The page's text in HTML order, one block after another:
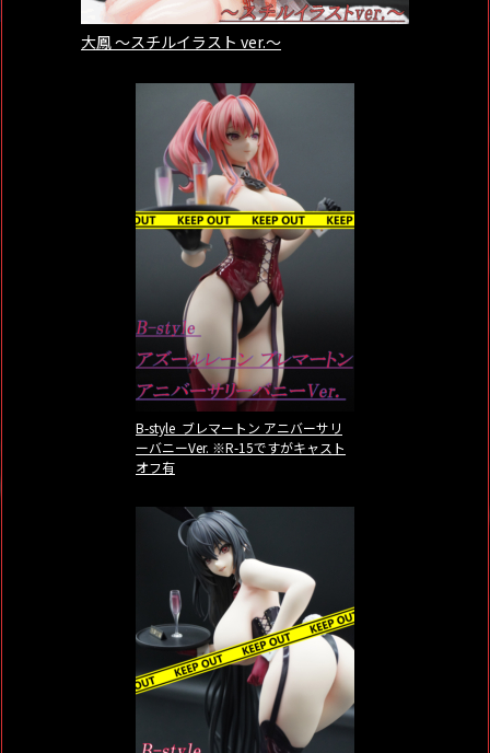
大鳳 ～スチルイラスト ver.～
B-style ブレマートン アニバーサリ
ーバニーVer. ※R-15ですがキャスト
オフ有